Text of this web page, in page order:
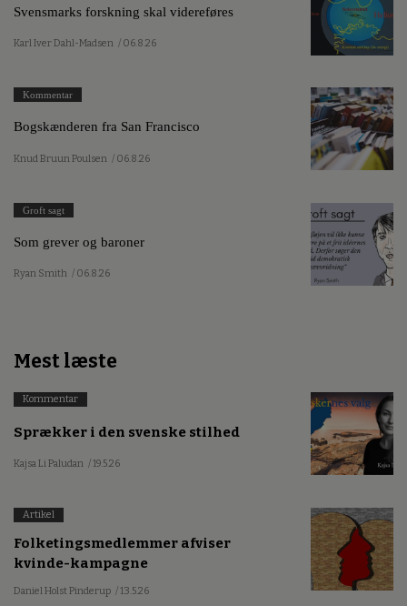
Svensmarks forskning skal videreføres
Karl Iver Dahl-Madsen / 06.8.26
Kommentar
Bogskænderen fra San Francisco
Knud Bruun Poulsen / 06.8.26
Groft sagt
Som grever og baroner
Ryan Smith / 06.8.26
Mest læste
Kommentar
Sprækker i den svenske stilhed
Kajsa Li Paludan / 19.5.26
Artikel
Folketingsmedlemmer afviser
kvinde-kampagne
Daniel Holst Pinderup / 13.5.26